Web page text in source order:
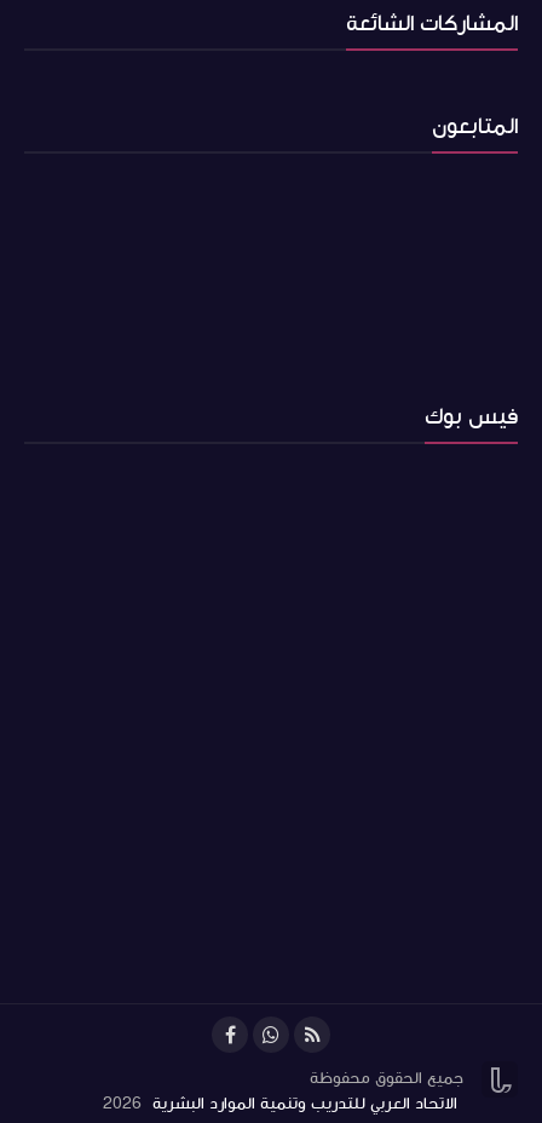
المشاركات الشائعة
المتابعون
فيس بوك


جميع الحقوق محفوظة
الاتحاد العربي للتدريب وتنمية الموارد البشرية 2026